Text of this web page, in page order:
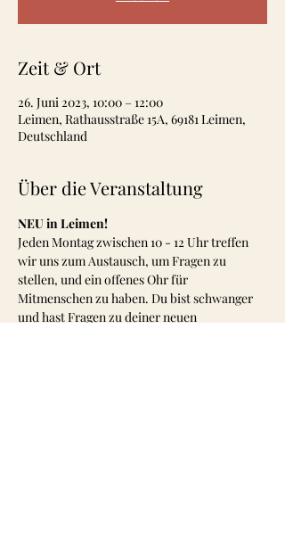
Zeit & Ort
26. Juni 2023, 10:00 – 12:00
Leimen, Rathausstraße 15A, 69181 Leimen,
Deutschland
Über die Veranstaltung
NEU in Leimen!
Jeden Montag zwischen 10 - 12 Uhr treffen
wir uns zum Austausch, um Fragen zu
stellen, und ein offenes Ohr für
Mitmenschen zu haben. Du bist schwanger
und hast Fragen zu deiner neuen